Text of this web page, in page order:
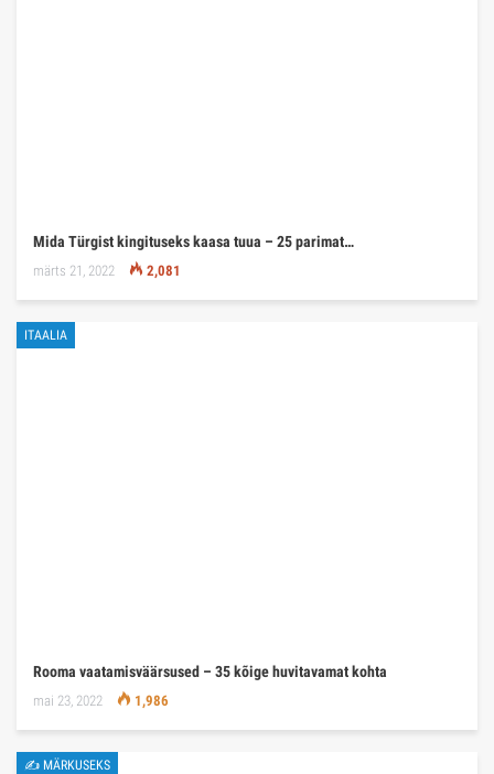
Mida Türgist kingituseks kaasa tuua – 25 parimat…
märts 21, 2022 2,081
ITAALIA
Rooma vaatamisväärsused – 35 kõige huvitavamat kohta
mai 23, 2022 1,986
✍ MÄRKUSEKS